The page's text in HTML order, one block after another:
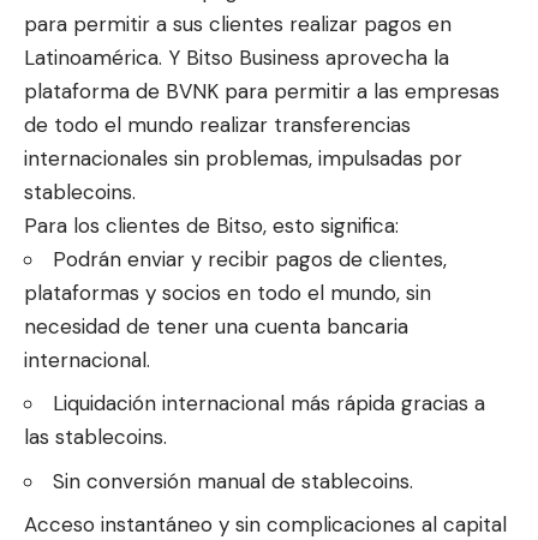
para permitir a sus clientes realizar pagos en
Latinoamérica. Y Bitso Business aprovecha la
plataforma de BVNK para permitir a las empresas
de todo el mundo realizar transferencias
internacionales sin problemas, impulsadas por
stablecoins.
Para los clientes de Bitso, esto significa:
Podrán enviar y recibir pagos de clientes,
plataformas y socios en todo el mundo, sin
necesidad de tener una cuenta bancaria
internacional.
Liquidación internacional más rápida gracias a
las stablecoins.
Sin conversión manual de stablecoins.
Acceso instantáneo y sin complicaciones al capital